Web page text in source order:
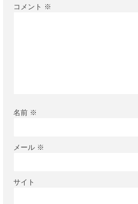
コメント ※
名前 ※
メール ※
サイト